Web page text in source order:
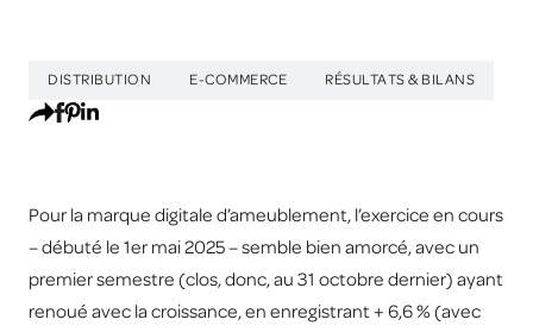
DISTRIBUTION E-COMMERCE RÉSULTATS & BILANS
Pour la marque digitale d’ameublement, l’exercice en cours
– débuté le 1er mai 2025 – semble bien amorcé, avec un
premier semestre (clos, donc, au 31 octobre dernier) ayant
renoué avec la croissance, en enregistrant + 6,6 % (avec